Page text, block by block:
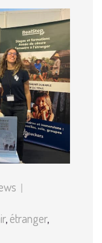
,étranger,